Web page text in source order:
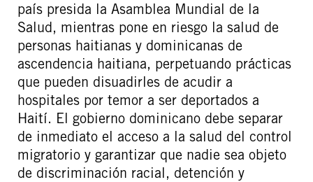
país presida la Asamblea Mundial de la
Salud, mientras pone en riesgo la salud de
personas haitianas y dominicanas de
ascendencia haitiana, perpetuando prácticas
que pueden disuadirles de acudir a
hospitales por temor a ser deportados a
Haití. El gobierno dominicano debe separar
de inmediato el acceso a la salud del control
migratorio y garantizar que nadie sea objeto
de discriminación racial, detención y